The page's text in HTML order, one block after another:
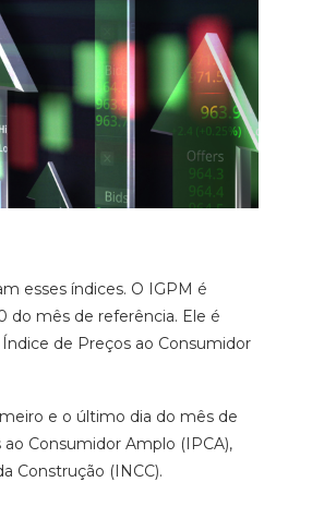
esses índices. O IGPM é
do mês de referência. Ele é
de Preços ao Consumidor
e o último dia do mês de
Consumidor Amplo (IPCA),
Construção (INCC).